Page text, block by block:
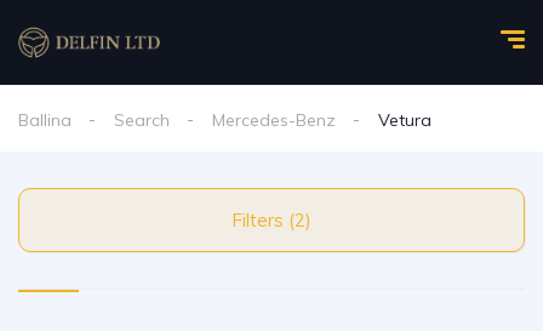
Ballina Search Mercedes-Benz Vetura
Filters (2)